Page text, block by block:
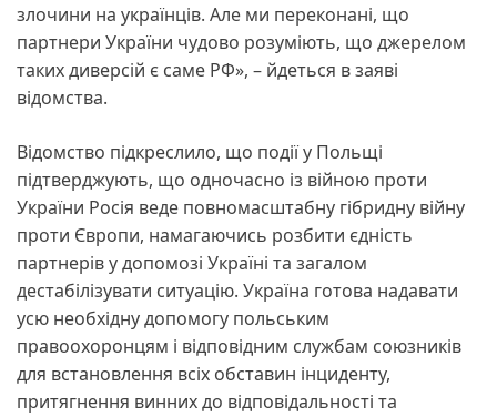
злочини на українців. Але ми переконані, що
партнери України чудово розуміють, що джерелом
таких диверсій є саме РФ», – йдеться в заяві
відомства.
Відомство підкреслило, що події у Польщі
підтверджують, що одночасно із війною проти
України Росія веде повномасштабну гібридну війну
проти Європи, намагаючись розбити єдність
партнерів у допомозі Україні та загалом
дестабілізувати ситуацію. Україна готова надавати
усю необхідну допомогу польським
правоохоронцям і відповідним службам союзників
для встановлення всіх обставин інциденту,
притягнення винних до відповідальності та